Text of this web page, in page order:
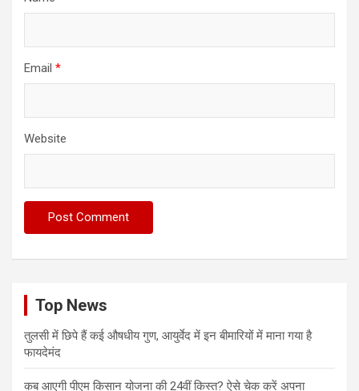
Email *
Website
Top News
तुलसी में छिपे हैं कई औषधीय गुण, आयुर्वेद में इन बीमारियों में माना गया है
फायदेमंद
कब आएगी पीएम किसान योजना की 24वीं किस्त? ऐसे चेक करें अपना